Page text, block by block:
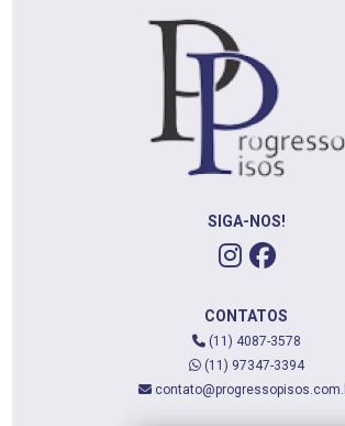
SIGA-NOS!
CONTATOS
(11) 4087-3578
(11) 97347-3394